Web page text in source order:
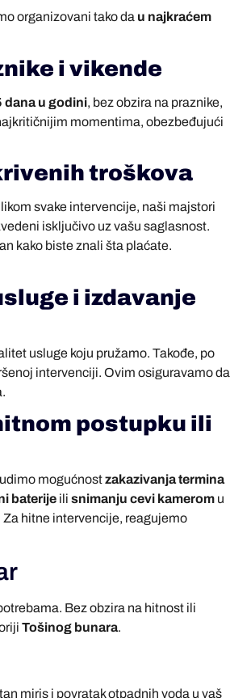
organizovani tako da u najkraćem
i vikende
dana u godini, bez obzira na praznike,
momentima, obezbeđujući
troškova
svake intervencije, naši majstori
isključivo uz vašu saglasnost.
kako biste znali šta plaćate.
i izdavanje
usluge koju pružamo. Takođe, po
intervenciji. Ovim osiguravamo da
postupku ili
mogućnostzakazivanja termina
baterije ili snimanju cevi kamerom u
hitne intervencije, reagujemo
Bez obzira na hitnost ili
Tošinog bunara.
miris i povratak otpadnih voda u vaš